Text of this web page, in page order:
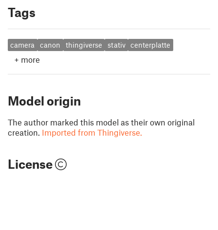
Tags
camera canon thingiverse stativ centerplatte
+ more
Model origin
The author marked this model as their own original
creation. Imported from Thingiverse.
License